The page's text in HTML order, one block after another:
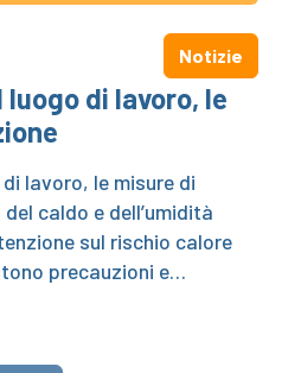
Notizie
di lavoro, le
lavoro, le misure di
caldo e dell’umidità
sul rischio calore
precauzioni e…